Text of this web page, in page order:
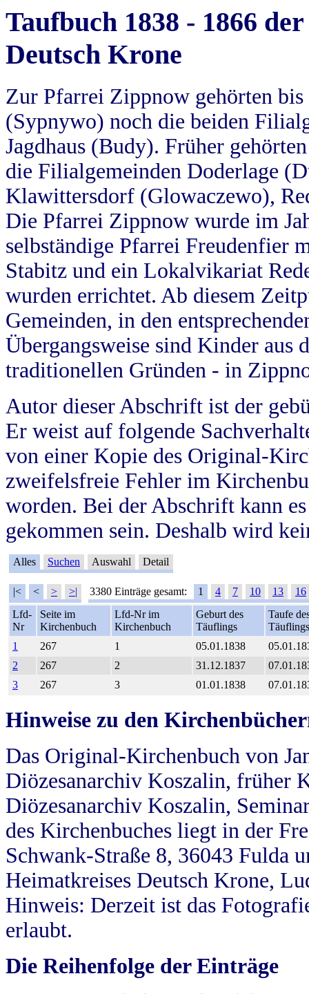
Taufbuch 1838 - 1866
Deutsch Krone
Zur Pfarrei Zippnow gehörten
(Sypnywo) noch die beiden
Jagdhaus (Budy). Früher
die Filialgemeinden Doderlage
Klawittersdorf (Glowaczewo),
Die Pfarrei Zippnow wurde im
selbständige Pfarrei Freudenfier
Stabitz und ein Lokalvikariat
wurden errichtet. Ab diesem
Gemeinden, in den
Übergangsweise sind Kinder aus
traditionellen Gründen - in
Autor dieser Abschrift ist der
Er weist auf folgende
von einer Kopie des Original-
zweifelsfreie Fehler im
worden. Bei der Abschrift kann
gekommen sein. Deshalb wird
Alles Suchen Auswahl Detail
|< < > >| 3380 Einträge gesamt: 1 4 7 10 13
16
Lfd-
Nr
Seite im
Kirchenbuch
Lfd-Nr im
Kirchenbuch
Geburt des
Täuflings
Taufe
Täuflings
1
267 1 05.01.1838
2
267 2 31.12.1837
3
267 3 01.01.1838
Hinweise zu den
Das Original-Kirchenbuch von
Diözesanarchiv Koszalin, früher
Diözesanarchiv Koszalin,
des Kirchenbuches liegt in der
Schwank-Straße 8, 36043 Fulda
Heimatkreises Deutsch Krone,
Hinweis: Derzeit ist das
erlaubt.
Die Reihenfolge der Einträge